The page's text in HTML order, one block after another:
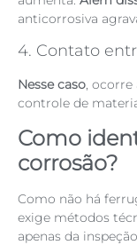
anticorrosiva
4. Contato
Nesse caso, ocorre
controle de
Como
corrosão?
Como não há
exige métodos
apenas da